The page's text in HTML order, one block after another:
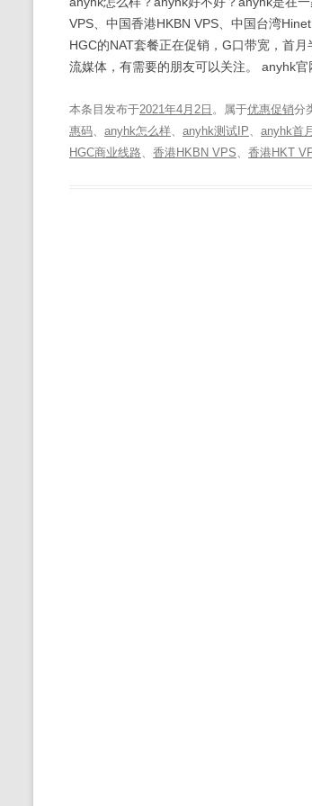
VPS、中国香港HKBN VPS、中国台湾
HGC的NAT套餐正在促销，G口带宽，首
流媒体，有需要的朋友可以关注。 anyhk
本条目发布于2021年4月2日 。属于优惠促销分
惠码、 anyhk怎么样、 anyhk测试IP、 anyhk首
HGC商业线路、 香港HKBN VPS、 香港HKT